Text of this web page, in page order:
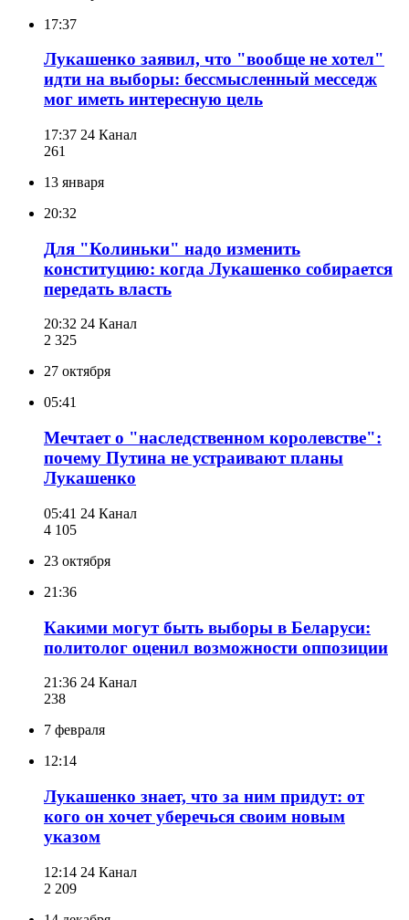
17:37
Лукашенко заявил, что "вообще не хотел"
идти на выборы: бессмысленный месседж
мог иметь интересную цель
17:37 24 Канал
261
13 января
20:32
Для "Колиньки" надо изменить
конституцию: когда Лукашенко собирается
передать власть
20:32 24 Канал
2 325
27 октября
05:41
Мечтает о "наследственном королевстве":
почему Путина не устраивают планы
Лукашенко
05:41 24 Канал
4 105
23 октября
21:36
Какими могут быть выборы в Беларуси:
политолог оценил возможности оппозиции
21:36 24 Канал
238
7 февраля
12:14
Лукашенко знает, что за ним придут: от
кого он хочет уберечься своим новым
указом
12:14 24 Канал
2 209